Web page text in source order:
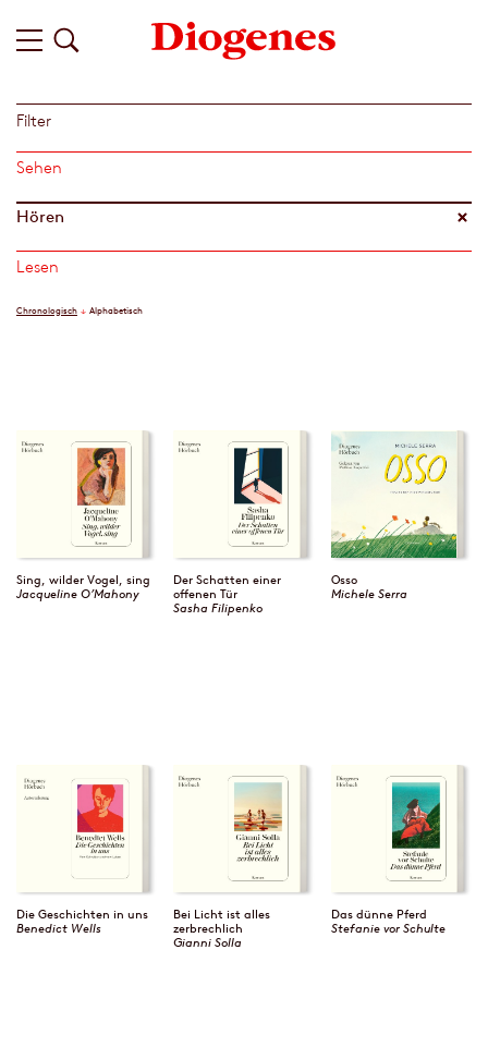
Filter
Sehen
Hören
Lesen
Chronologisch Alphabetisch
Sing, wilder Vogel, sing
Jacqueline O’Mahony
Der Schatten einer
offenen Tür
Sasha Filipenko
Osso
Michele Serra
Die Geschichten in uns
Benedict Wells
Bei Licht ist alles
zerbrechlich
Gianni Solla
Das dünne Pferd
Stefanie vor Schulte